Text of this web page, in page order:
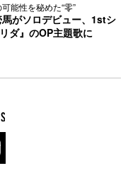
能性を秘めた“零”
がソロデビュー、1stシ
ダ』のOP主題歌に